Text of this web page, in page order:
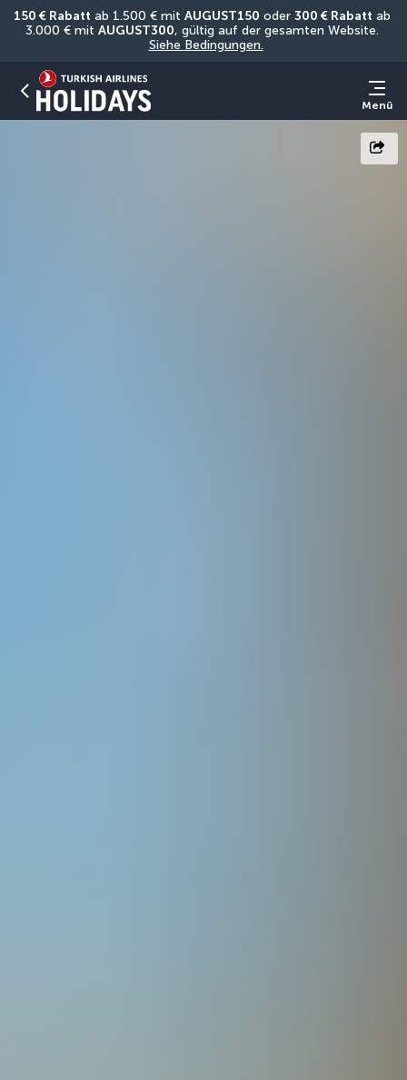
150 € Rabatt ab 1.500 € mit AUGUST150 oder 300 € Rabatt ab
3.000 € mit AUGUST300
Siehe Bedingungen.
Menü